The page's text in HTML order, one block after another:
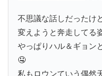
不思議な話しだったけ
変えようと奔走してる
やっぱりハル＆ギョン
🤤
私もロウンていう偶然